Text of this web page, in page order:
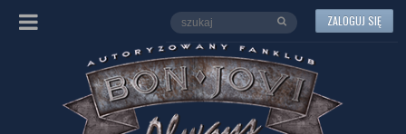
ZALOGUJ SIĘ